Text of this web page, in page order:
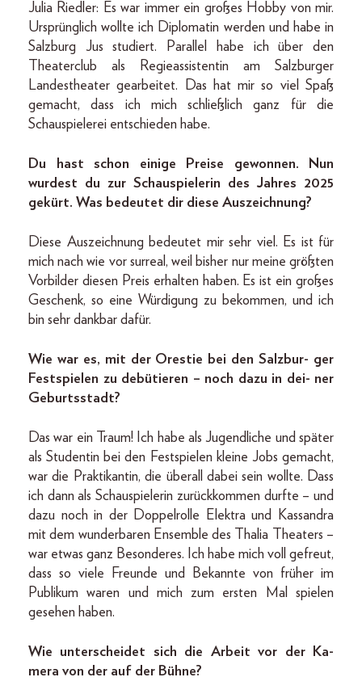
Julia Riedler: Es war immer ein großes Hobby von mir.
Ursprünglich wollte ich Diplomatin werden und habe in
Salzburg Jus studiert. Parallel habe ich über den
Theaterclub als Regieassistentin am Salzburger
Landestheater gearbeitet. Das hat mir so viel Spaß
gemacht, dass ich mich schließlich ganz für die
Schauspielerei entschieden habe.
Du hast schon einige Preise gewonnen. Nun
wurdest du zur Schauspielerin des Jahres 2025
gekürt. Was bedeutet dir diese Auszeichnung?
Diese Auszeichnung bedeutet mir sehr viel. Es ist für
mich nach wie vor surreal, weil bisher nur meine größten
Vorbilder diesen Preis erhalten haben. Es ist ein großes
Geschenk, so eine Würdigung zu bekommen, und ich
bin sehr dankbar dafür.
Wie war es, mit der Orestie bei den Salzbur- ger
Festspielen zu debütieren – noch dazu in dei- ner
Geburtsstadt?
Das war ein Traum! Ich habe als Jugendliche und später
als Studentin bei den Festspielen kleine Jobs gemacht,
war die Praktikantin, die überall dabei sein wollte. Dass
ich dann als Schauspielerin zurückkommen durfte – und
dazu noch in der Doppelrolle Elektra und Kassandra
mit dem wunderbaren Ensemble des Thalia Theaters –
war etwas ganz Besonderes. Ich habe mich voll gefreut,
dass so viele Freunde und Bekannte von früher im
Publikum waren und mich zum ersten Mal spielen
gesehen haben.
Wie unterscheidet sich die Arbeit vor der Ka-
mera von der auf der Bühne?